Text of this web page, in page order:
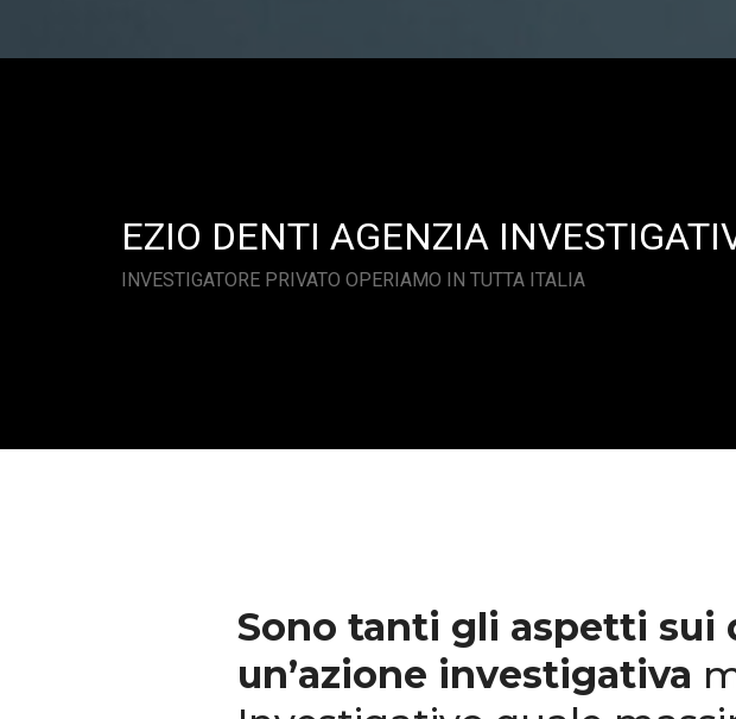
EZIO DENTI AGENZIA
INVESTIGATORE PRIVATO OPERIAMO IN TUTTA ITALIA
Sono tanti gli aspetti sui
un’azione investigativa